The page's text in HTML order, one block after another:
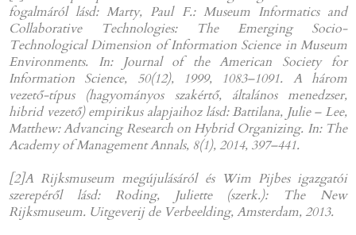
fogalmáról lásd: Marty, Paul F.: Museum Informatics and
Collaborative Technologies: The Emerging Socio-
Technological Dimension of Information Science in Museum
Environments. In: Journal of the American Society for
Information Science, 50(12), 1999, 1083–1091. A három
vezető-típus (hagyományos szakértő, általános menedzser,
hibrid vezető) empirikus alapjaihoz lásd: Battilana, Julie – Lee,
Matthew: Advancing Research on Hybrid Organizing. In: The
Academy of Management Annals, 8(1), 2014, 397–441.
[2]A Rijksmuseum megújulásáról és Wim Pijbes igazgatói
szerepéről lásd: Roding, Juliette (szerk.): The New
Rijksmuseum. Uitgeverij de Verbeelding, Amsterdam, 2013.